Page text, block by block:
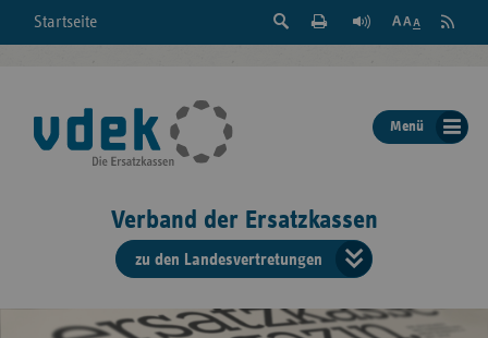
Startseite
Suche
der
Seite
Feed
Menü
Verband der Ersatzkassen
zu den Landesvertretungen
der